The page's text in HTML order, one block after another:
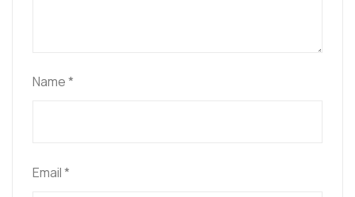
Name*
Email*